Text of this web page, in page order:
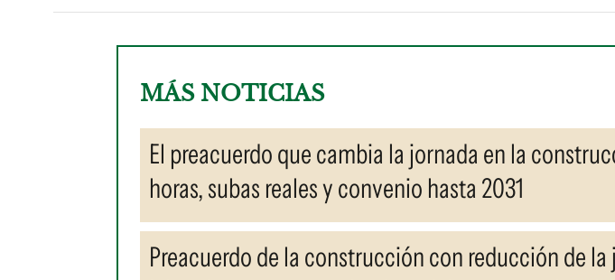
MÁS NOTICIAS
El preacuerdo que cambia la jornada en la
horas, subas reales y convenio hasta 2031
Preacuerdo de la construcción con reducción de la